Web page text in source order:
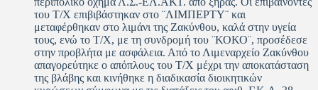
του Τ/Χ επιβιβάστηκαν στο ¨ΛΙΜΠΕΡΤΥ¨ και
μεταφέρθηκαν στο λιμάνι της Ζακύνθου, καλά στην υγεία
τους, ενώ το Τ/Χ, με τη συνδρομή του ¨ΚΟΚΟ¨, προσέδεσε
στην προβλήτα με ασφάλεια. Από το Λιμεναρχείο Ζακύνθου
απαγορεύτηκε ο απόπλους του Τ/Χ μέχρι την αποκατάσταση
της βλάβης και κινήθηκε η διαδικασία διοικητικών